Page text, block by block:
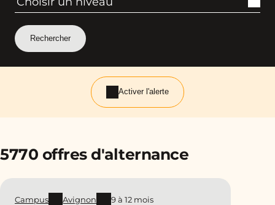
Activer l'alerte
5770 offres d'alternance
Campus Avignon
9 à 12 mois